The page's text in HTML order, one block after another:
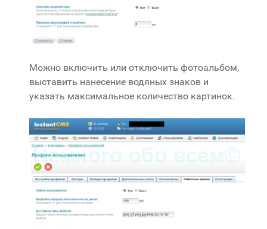
Можно включить или отключить фотоальбом,
выставить нанесение водяных знаков и
указать максимальное количество картинок.